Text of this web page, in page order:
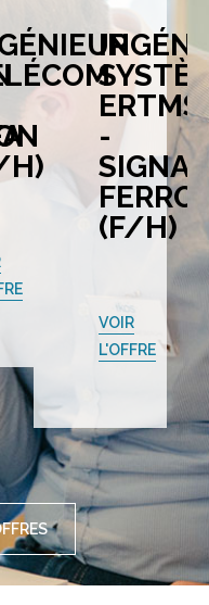
H)
ERTMS
-
(F/H)
VOIR
L'OFFRE